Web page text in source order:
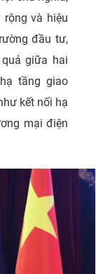
và hiệu
đầu tư,
giữa hai
tầng giao
kết nối hạ
mại điện